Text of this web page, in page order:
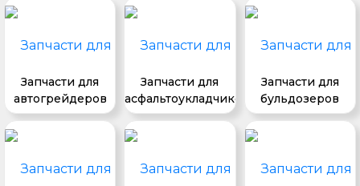
Запчасти для
автогрейдеров
Запчасти для
асфальтоукладчиков
Запчасти для
бульдозеров